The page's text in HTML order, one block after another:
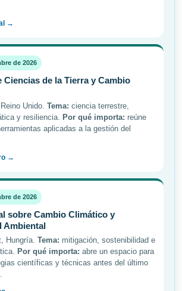
→
de 2026
Ciencias de la Tierra y Cambio
Unido. Tema: ciencia terrestre,
y resiliencia. Por qué importa: reúne
aplicadas a la gestión del
→
de 2026
sobre Cambio Climático y
Ambiental
Hungría. Tema: mitigación, sostenibilidad e
Por qué importa: abre un espacio para
científicas y técnicas antes del último